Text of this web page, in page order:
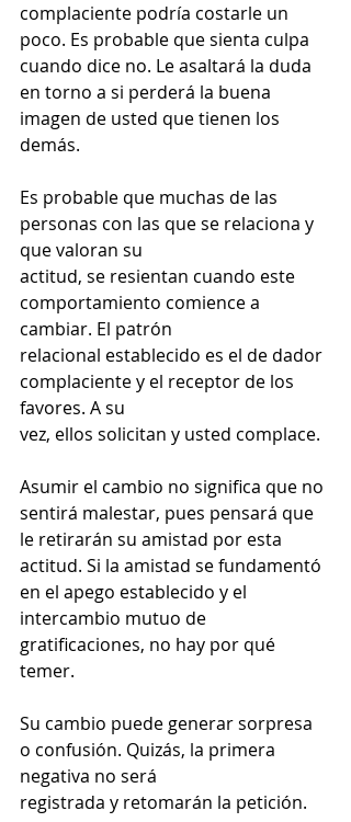
complaciente podría costarle un
poco. Es probable que sienta culpa
cuando dice no. Le asaltará la duda
en torno a si perderá la buena
imagen de usted que tienen los
demás.
Es probable que muchas de las
personas con las que se relaciona y
que valoran su
actitud, se resientan cuando este
comportamiento comience a
cambiar. El patrón
relacional establecido es el de dador
complaciente y el receptor de los
favores. A su
vez, ellos solicitan y usted complace.
Asumir el cambio no significa que no
sentirá malestar, pues pensará que
le retirarán su amistad por esta
actitud. Si la amistad se fundamentó
en el apego establecido y el
intercambio mutuo de
gratificaciones, no hay por qué
temer.
Su cambio puede generar sorpresa
o confusión. Quizás, la primera
negativa no será
registrada y retomarán la petición.